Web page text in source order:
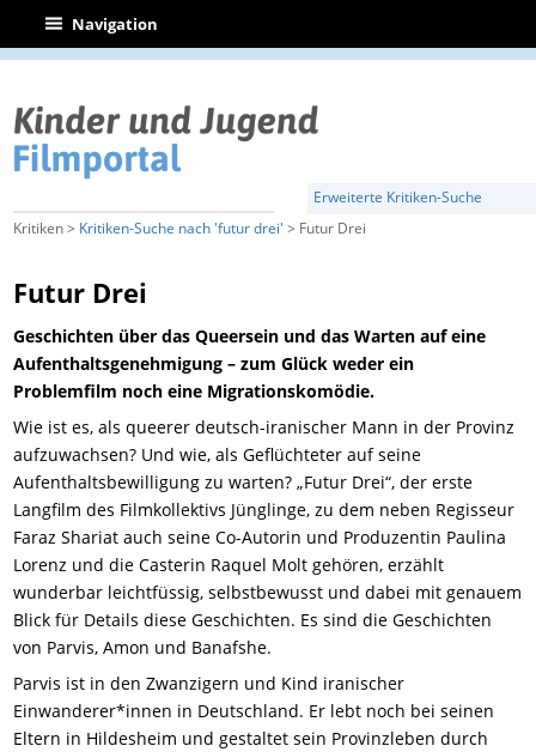
| Navigation
Erweiterte Kritiken-Suche
Kritiken > Kritiken-Suche nach 'futur drei'> Futur Drei
Futur Drei
Geschichten über das Queersein und das Warten auf eine
Aufenthaltsgenehmigung – zum Glück weder ein
Problemfilm noch eine Migrationskomödie.
Wie ist es, als queerer deutsch-iranischer Mann in der Provinz
aufzuwachsen? Und wie, als Geflüchteter auf seine
Aufenthaltsbewilligung zu warten? „Futur Drei“, der erste
Langfilm des Filmkollektivs Jünglinge, zu dem neben Regisseur
Faraz Shariat auch seine Co-Autorin und Produzentin Paulina
Lorenz und die Casterin Raquel Molt gehören, erzählt
wunderbar leichtfüssig, selbstbewusst und dabei mit genauem
Blick für Details diese Geschichten. Es sind die Geschichten
von Parvis, Amon und Banafshe.
Parvis ist in den Zwanzigern und Kind iranischer
Einwanderer*innen in Deutschland. Er lebt noch bei seinen
Eltern in Hildesheim und gestaltet sein Provinzleben durch